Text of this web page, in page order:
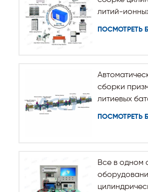
литий-
ПОСМОТРЕТЬ
сборки
литиевых
ПОСМОТРЕТЬ
Все в одном